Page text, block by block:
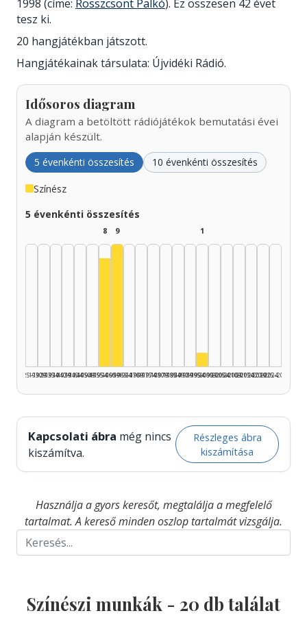
1998 (címe: Rosszcsont Palkó). Ez összesen 42 évet
tesz ki.
20 hangjátékban játszott.
Hangjátékainak társulata: Újvidéki Rádió.
Idősoros diagram
A diagram a betöltött rádiójátékok bemutatási évei
alapján készült.
5 évenkénti összesítés 10 évenkénti összesítés
Színész
5 évenkénti összesítés
1925–1929
1930–1934
1935–1939
1940–1944
1945–1949
1950–1954
8
1955–1959
9
1960–1964
1965–1969
1970–1974
1975–1979
1980–1984
1985–1989
1990–1994
1
Színész, 1995–1999:
1995–1999
2000–2004
2005–2009
2010–2014
2015–2019
2020–2024
2025–2026
Kapcsolati ábra még nincs
kiszámítva.
Részleges ábra
kiszámítása
Használja a gyors keresőt, megtalálja a megfelelő
tartalmat. A kereső minden oszlop tartalmát vizsgálja.
Színészi munkák - 20 db találat